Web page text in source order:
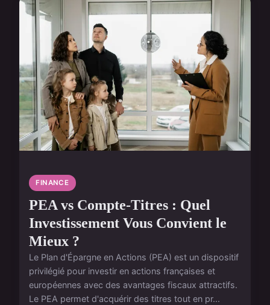
FINANCE
PEA vs Compte-Titres : Quel
Investissement Vous Convient le
Mieux ?
Le Plan d'Épargne en Actions (PEA) est un dispositif
privilégié pour investir en actions françaises et
européennes avec des avantages fiscaux attractifs.
Le PEA permet d'acquérir des titres tout en pr...